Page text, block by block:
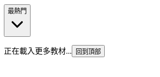
最熱門
正在載入更多教材... 回到頂部